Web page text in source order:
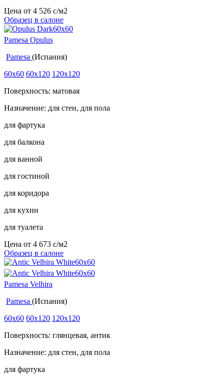
Цена от 4 526 c/м2
Образец в салоне
Pamesa Opulus
Pamesa (Испания)
60x60 60x120 120x120
Поверхность: матовая
Назначение: для стен, для пола
для фартука
для балкона
для ванной
для гостиной
для коридора
для кухни
для туалета
Цена от 4 673 c/м2
Образец в салоне
Pamesa Velhira
Pamesa (Испания)
60x60 60x120 120x120
Поверхность: глянцевая, антик
Назначение: для стен, для пола
для фартука